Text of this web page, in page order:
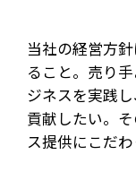
当社の経営方
ること。売り
ジネスを実践
貢献したい。
ス提供にこだわ